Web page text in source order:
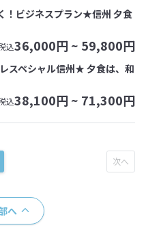
！ビジネスプラン★信州 夕食
込36,000円 ~ 59,800円
スペシャル信州★ 夕食は、和
込38,100円 ~ 71,300円
へ